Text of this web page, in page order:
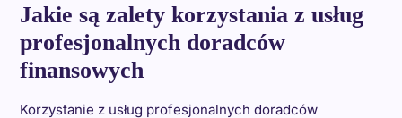
Jakie są zalety korzystania z usług
profesjonalnych doradców
finansowych
Korzystanie z usług profesjonalnych doradców